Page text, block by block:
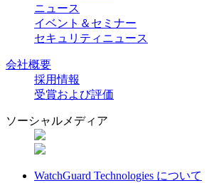
ニュース
イベント＆セミナー
セキュリティニュース
会社概要
採用情報
受賞および評価
ソーシャルメディア
WatchGuard Technologies について